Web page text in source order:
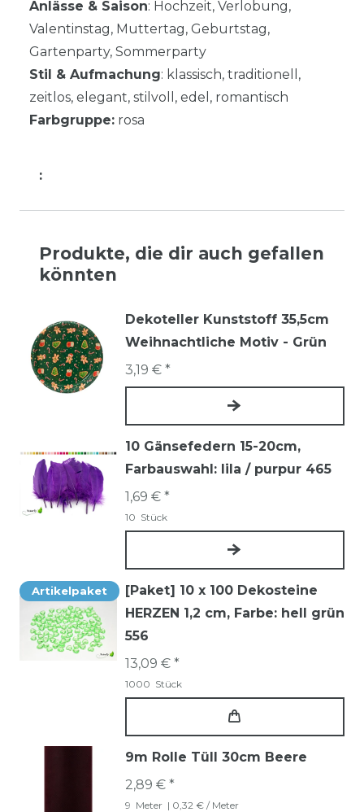
Anlässe & Saison: Hochzeit, Verlobung,
Valentinstag, Muttertag, Geburtstag,
Gartenparty, Sommerparty
Stil & Aufmachung: klassisch, traditionell,
zeitlos, elegant, stilvoll, edel, romantisch
Farbgruppe: rosa
:
Produkte, die dir auch gefallen
könnten
Dekoteller Kunststoff 35,5cm
Weihnachtliche Motiv - Grün
3,19 € *
10 Gänsefedern 15-20cm,
Farbauswahl: lila / purpur 465
1,69 € *
10 Stück
Artikelpaket
[Paket] 10 x 100 Dekosteine
HERZEN 1,2 cm, Farbe: hell grün
556
13,09 € *
1000 Stück
9m Rolle Tüll 30cm Beere
2,89 € *
9 Meter | 0,32 € / Meter